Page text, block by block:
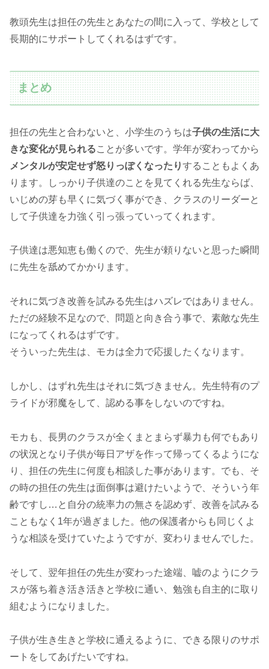
教頭先生は担任の先生とあなたの間に入って、学校として
長期的にサポートしてくれるはずです。
まとめ
担任の先生と合わないと、小学生のうちは子供の生活に大
きな変化が見られることが多いです。学年が変わってから
メンタルが安定せず怒りっぽくなったりすることもよくあ
ります。しっかり子供達のことを見てくれる先生ならば、
いじめの芽も早くに気づく事ができ、クラスのリーダーと
して子供達を力強く引っ張っていってくれます。
子供達は悪知恵も働くので、先生が頼りないと思った瞬間
に先生を舐めてかかります。
それに気づき改善を試みる先生はハズレではありません。
ただの経験不足なので、問題と向き合う事で、素敵な先生
になってくれるはずです。
そういった先生は、モカは全力で応援したくなります。
しかし、はずれ先生はそれに気づきません。先生特有のプ
ライドが邪魔をして、認める事をしないのですね。
モカも、長男のクラスが全くまとまらず暴力も何でもあり
の状況となり子供が毎日アザを作って帰ってくるようにな
り、担任の先生に何度も相談した事があります。でも、そ
の時の担任の先生は面倒事は避けたいようで、そういう年
齢ですし…と自分の統率力の無さを認めず、改善を試みる
こともなく1年が過ぎました。他の保護者からも同じくよ
うな相談を受けていたようですが、変わりませんでした。
そして、翌年担任の先生が変わった途端、嘘のようにクラ
スが落ち着き活き活きと学校に通い、勉強も自主的に取り
組むようになりました。
子供が生き生きと学校に通えるように、できる限りのサポ
ートをしてあげたいですね。